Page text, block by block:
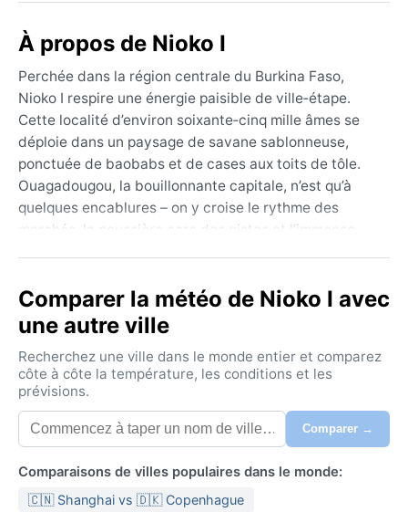
À propos de Nioko I
Perchée dans la région centrale du Burkina Faso,
Nioko I respire une énergie paisible de ville‑étape.
Cette localité d’environ soixante‑cinq mille âmes se
déploie dans un paysage de savane sablonneuse,
ponctuée de baobabs et de cases aux toits de tôle.
Ouagadougou, la bouillonnante capitale, n’est qu’à
quelques encablures – on y croise le rythme des
marchés, la poussière ocre des pistes et l’immense
offrant au regard la beauté nue du Sahel.
Nioko I appartient au climat semi‑aride chaud (BSh
selon Köppen). L’hiver, de novembre à février, est sec,
ensoleillé et agréable, avec des températures diurnes
autour de 30 °C et des nuits fraîches (18 °C). L’été –
gros de la saison des pluies, de juin à septembre –
apporte une chaleur moite : le mercure grimpe à 35
précipitations annuelles oscillent entre 600 et 800
mm, concentrées en orages brefs mais violents. En
Comparer la météo de Nioko I avec
une autre ville
Recherchez une ville dans le monde entier et comparez
côte à côte la température, les conditions et les
prévisions.
Comparer →
Comparaisons de villes populaires dans le monde:
🇨🇳 Shanghai vs 🇩🇰 Copenhague